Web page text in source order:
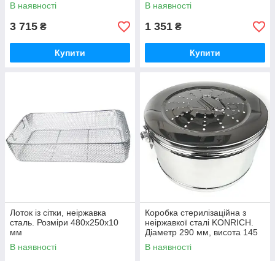
В наявності
3 715 ₴
Купити
В наявності
1 351 ₴
Купити
Лоток із сітки, неіржавка
сталь. Розміри 480x250x10
мм
В наявності
Коробка стерилізаційна з
неіржавкої сталі KONRICH.
Діаметр 290 мм, висота 145
мм
В наявності